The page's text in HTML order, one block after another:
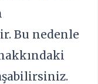
Bu nedenle